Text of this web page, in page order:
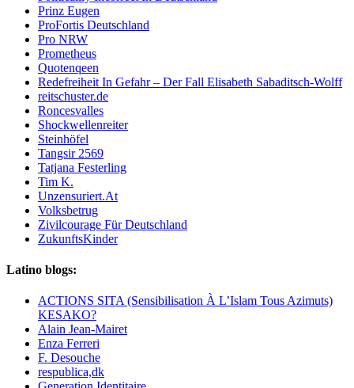
Prinz Eugen
ProFortis Deutschland
Pro NRW
Prometheus
Quotenqeen
Redefreiheit In Gefahr – Der Fall Elisabeth Sabaditsch-Wolff
reitschuster.de
Roncesvalles
Shockwellenreiter
Steinhöfel
Tangsir 2569
Tatjana Festerling
Tim K.
Unzensuriert.At
Volksbetrug
Zivilcourage Für Deutschland
ZukunftsKinder
Latino blogs:
ACTIONS SITA (Sensibilisation À L’Islam Tous Azimuts)
KESAKO?
Alain Jean-Mairet
Enza Ferreri
F. Desouche
respublica,dk